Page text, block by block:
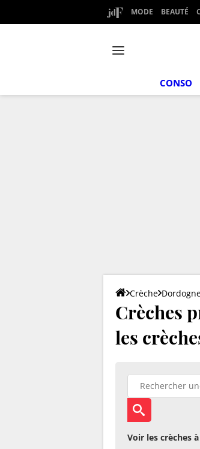
MODE BEAUTÉ
CONSO
Crèche
Crèches
les
Voir les crèches à